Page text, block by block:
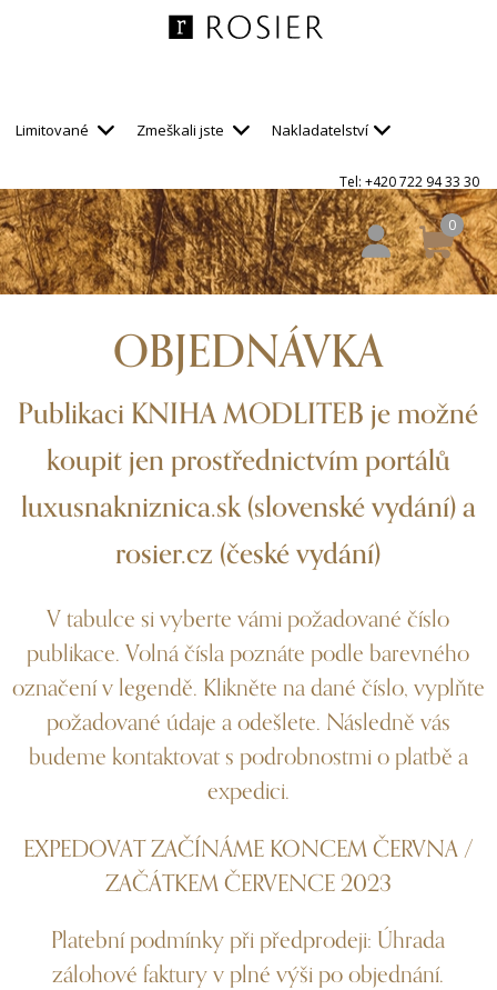
Limitované Zmeškali jste Nakladatelství
Tel: +420 722 94 33 30
0
OBJEDNÁVKA
Publikaci KNIHA MODLITEB je možné
koupit jen prostřednictvím portálů
luxusnakniznica.sk (slovenské vydání) a
rosier.cz (české vydání)
V tabulce si vyberte vámi požadované číslo
publikace. Volná čísla poznáte podle barevného
označení v legendě. Klikněte na dané číslo, vyplňte
požadované údaje a odešlete. Následně vás
budeme kontaktovat s podrobnostmi o platbě a
expedici.
EXPEDOVAT ZAČÍNÁME KONCEM ČERVNA /
ZAČÁTKEM ČERVENCE 2023
Platební podmínky při předprodeji: Úhrada
zálohové faktury v plné výši po objednání.